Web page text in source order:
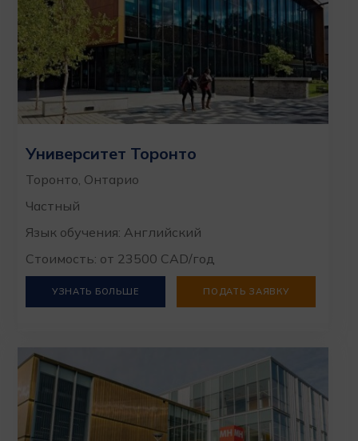
Университет Торонто
Торонто, Онтарио
Частный
Язык обучения: Английский
Стоимость: от 23500 CAD/год
УЗНАТЬ БОЛЬШЕ ПОДАТЬ ЗАЯВКУ